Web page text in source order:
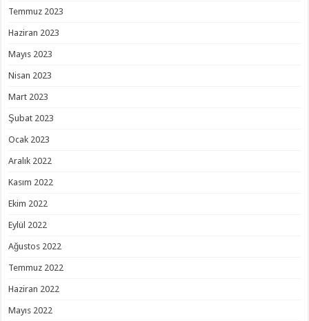
Temmuz 2023
Haziran 2023
Mayıs 2023
Nisan 2023
Mart 2023
Şubat 2023
Ocak 2023
Aralık 2022
Kasım 2022
Ekim 2022
Eylül 2022
Ağustos 2022
Temmuz 2022
Haziran 2022
Mayıs 2022